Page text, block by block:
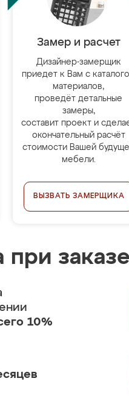
Замер и расчет
Дизайнер-замерщик
приедет к Вам с
материалов,
проведёт детальные
замеры,
составит проект и
окончательный расчёт
стоимости Вашей
мебели.
ВЫЗВАТЬ ЗАМЕРЩИКА
при
10%